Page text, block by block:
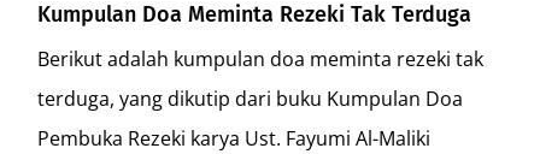
Kumpulan Doa Meminta Rezeki Tak Terduga
Berikut adalah kumpulan doa meminta rezeki tak
terduga, yang dikutip dari buku Kumpulan Doa
Pembuka Rezeki karya Ust. Fayumi Al-Maliki